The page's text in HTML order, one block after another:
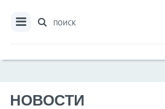
ПОИСК
НОВОСТИ